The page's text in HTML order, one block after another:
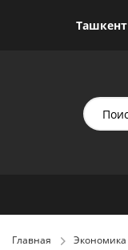
Ташкент
Главная
Экономика